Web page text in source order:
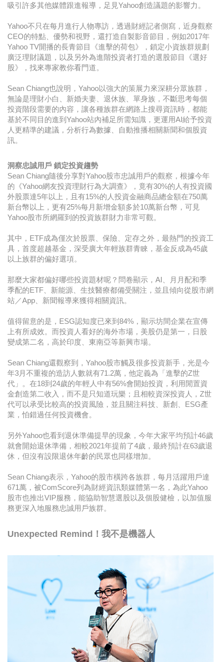
吸引許多其他媒體跟進報導，足見Yahoo創造議題的影響力。
Yahoo不只在每月進行人物專訪，透過財經記者側寫，近身觀察
CEO的特點、優勢和視野，還打造自製影音節目，例如2017年
Yahoo TV開播的長青節目《進擊的荷包》，鎖定小資族群規劃
廣泛理財議題，以及另外為進階投資者打造的選股節目《選好
股》，找來專家教你看門道。
Sean Chiang也說明，Yahoo以強大的策展力來深耕分眾族群，
無論是理財小白、新婚夫妻、退休族、單身族，不斷思考每個
投資階段需要的內容，讓各種族群在網路上搜尋資訊時，都能
基於不同目的進到Yahoo站內補足所需知識，更運用AI給予投資
人更精準的建議，分析行為數據、自動推播相關新聞和個股資
訊。
洞察忠誠用戶 鎖定投資趨勢
Sean Chiang隨後分享對Yahoo股市忠誠用戶的觀察，根據今年
的《Yahoo網友投資理財行為大調查》，竟有30%的人有投資國
外股票達5年以上，且有15%的人投資金融商品總金額在750萬
新台幣以上，更有25%每月新增金額多於10萬新台幣，可見
Yahoo股市所網羅到的投資族群財力非常可觀。
其中，ETF成為僅次於股票、保險、定存之外，最熱門的投資工
具，首度超越基金，深受廣大年輕族群青睞，基金反成為45歲
以上族群的偏好選項。
那麼大家都偏好哪些投資題材呢？問卷顯示，AI、月月配和季
季配的ETF、新能源、生技醫療都備受關注，並且傾向從股市網
站／App、新聞報導來獲得相關資訊。
值得留意的是，ESG認知度已來到84%，顯示坊間企業在宣傳
上有所成效。而投資人看好的海外市場，美股仍是第一，日股
變成第二名，高於印度、東南亞等新興市場。
Sean Chiang還觀察到，Yahoo股市觸及很多投資新手，光是今
年3月不重複的造訪人數就有71.2萬，他定義為「進擊的Z世
代」。在18到24歲的年輕人中有56%會開始投資，利用閒置資
金創造第二收入，而不是只知道玩樂；且相較資深投資人，Z世
代可以承受比較高的投資風險，並且關注科技、新創、ESG產
業，怕錯過任何投資機會。
另外Yahoo也看到退休準備提早的現象，今年大家平均預計46歲
就會開始退休準備，相較2021年提前了4歲，最終預計在63歲退
休，但沒有設限退休年齡的民眾也同樣增加。
Sean Chiang表示，Yahoo的股市橫跨各族群，每月活躍用戶達
671萬，被ComScore列為財經資訊類媒體第一名，為此Yahoo
股市也推出VIP服務，能協助智慧選股以及個股健檢，以加值服
務更深入地服務忠誠用戶族群。
Unexpected Remind！我不是機器人